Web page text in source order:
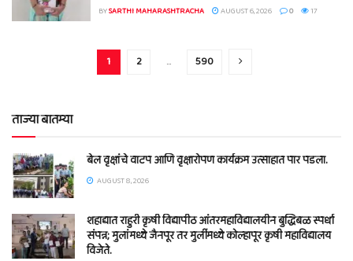
BYSARTHI MAHARASHTRACHA AUGUST 6, 2026 0 17
1 2 … 590
ताज्या बातम्या
बेल वृक्षांचे वाटप आणि वृक्षारोपण कार्यक्रम उत्साहात पार पडला.
AUGUST 8, 2026
शहाद्यात राहुरी कृषी विद्यापीठ आंतरमहाविद्यालयीन बुद्धिबळ स्पर्धा
संपन्न; मुलांमध्ये जैनपूर तर मुलींमध्ये कोल्हापूर कृषी महाविद्यालय
विजेते.